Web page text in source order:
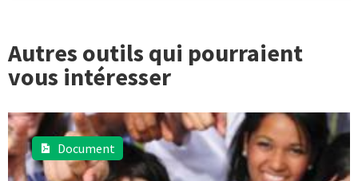
Autres outils qui pourraient
vous intéresser
Document